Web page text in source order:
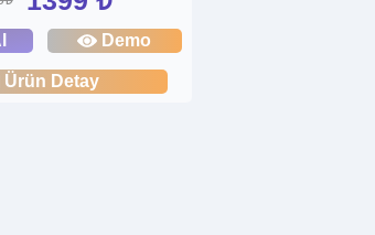
Demo
Ürün Detay